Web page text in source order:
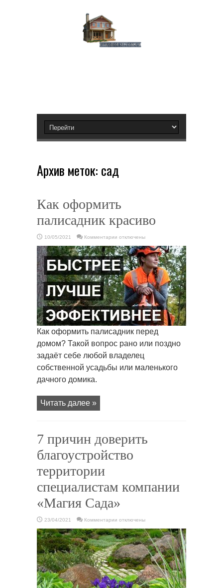
Архив меток: сад
Как оформить
палисадник красиво
10/05/2021 Комментарии
Как
оформить
палисадник
красиво
отключены
Как оформить палисадник перед
домом? Такой вопрос рано или поздно
задаёт себе любой владелец
собственной усадьбы или маленького
дачного домика.
Читать далее »
7 причин доверить
благоустройство
территории
специалистам компании
«Магия Сада»
23/04/2021 Комментарии
7
причин
доверить
благоустройство
территории
специалистам
компании
«Магия
Сада»
отключены